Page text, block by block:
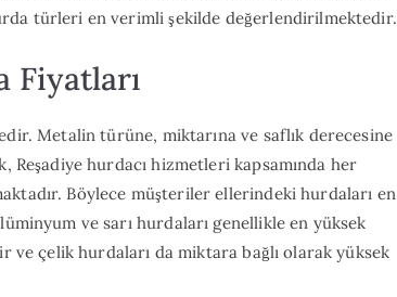
türleri en verimli şekilde değerlendirilmektedir.
Fiyatları
Metalin türüne, miktarına ve saflık derecesine
Reşadiye hurdacı hizmetleri kapsamında her
Böylece müşteriler ellerindeki hurdaları en
ve sarı hurdaları genellikle en yüksek
ve çelik hurdaları da miktara bağlı olarak yüksek